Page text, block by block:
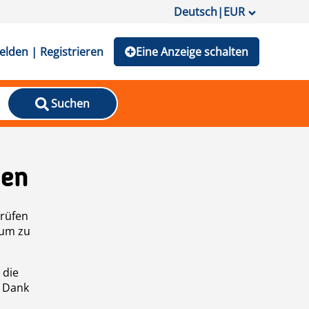
Deutsch|EUR
| Registrieren Eine Anzeige schalten
Suchen
zu
die